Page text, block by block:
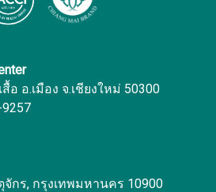
อ อ.เมือง จ.เชียงใหม่ 50300
กร, กรุงเทพมหานคร 10900